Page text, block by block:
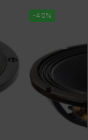
-40%